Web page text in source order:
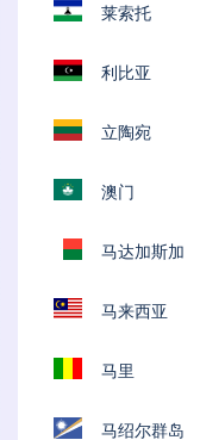
莱索托
利比亚
立陶宛
澳门
马达加斯加
马来西亚
马里
马绍尔群岛